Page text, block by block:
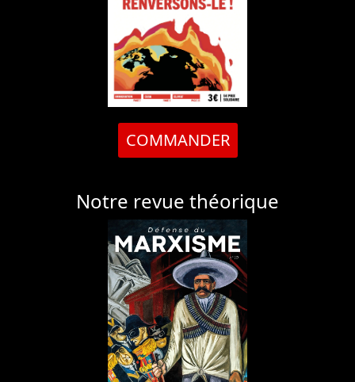
COMMANDER
Notre revue théorique